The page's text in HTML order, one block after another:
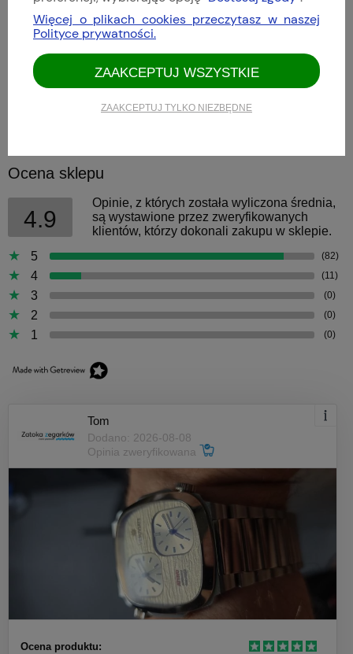
Akcesoria do zegarków
Archiwum Sinn
Nowości
Ocena sklepu
4.9
Opinie, z których została wyliczona średnia,
są wystawione przez zweryfikowanych
klientów, którzy dokonali zakupu w sklepie.
5
(82)
4 (11)
3 (0)
2 (0)
1 (0)
Tom
Dodano: 2026-08-08
Opinia zweryfikowana
Ocena produktu:
Więcej o plikach cookies przeczytasz w naszej
Polityce prywatności.
ZAAKCEPTUJ TYLKO NIEZBĘDNE
ZAAKCEPTUJ WSZYSTKIE